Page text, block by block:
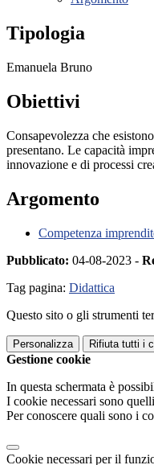
Tipologia
Emanuela Bruno
Obiettivi
Consapevolezza che
presentano. Le capacità
innovazione e di processi
Argomento
Competenza
Pubblicato: 04-08-2023 -
Tag pagina: Didattica
Questo sito o gli strumenti
Personalizza Rifiuta tutti i
Gestione cookie
In questa schermata è
I cookie necessari sono
Per conoscere quali sono i
Cookie necessari per il